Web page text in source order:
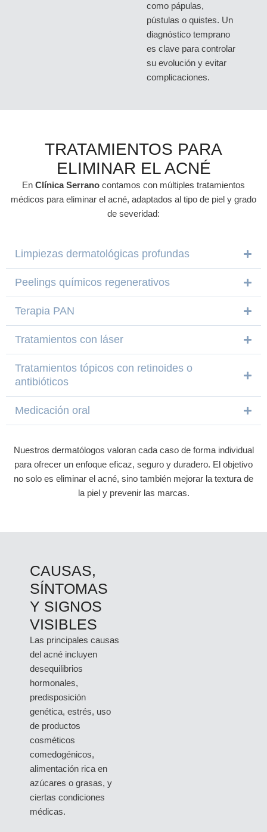
como pápulas,
pústulas o quistes. Un
diagnóstico temprano
es clave para controlar
su evolución y evitar
complicaciones.
TRATAMIENTOS PARA
ELIMINAR EL ACNÉ
En Clínica Serrano contamos con múltiples tratamientos
médicos para eliminar el acné, adaptados al tipo de piel y grado
de severidad:
Limpiezas dermatológicas profundas
Peelings químicos regenerativos
Terapia PAN
Tratamientos con láser
Tratamientos tópicos con retinoides o
antibióticos
Medicación oral
Nuestros dermatólogos valoran cada caso de forma individual
para ofrecer un enfoque eficaz, seguro y duradero. El objetivo
no solo es eliminar el acné, sino también mejorar la textura de
la piel y prevenir las marcas.
CAUSAS,
SÍNTOMAS
Y SIGNOS
VISIBLES
Las principales causas
del acné incluyen
desequilibrios
hormonales,
predisposición
genética, estrés, uso
de productos
cosméticos
comedogénicos,
alimentación rica en
azúcares o grasas, y
ciertas condiciones
médicas.